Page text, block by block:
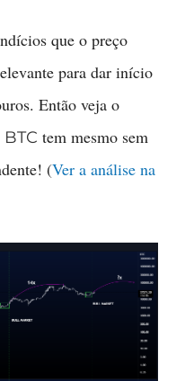
que o preço
para dar início
Então veja o
BTC tem mesmo sem
(Ver a análise na